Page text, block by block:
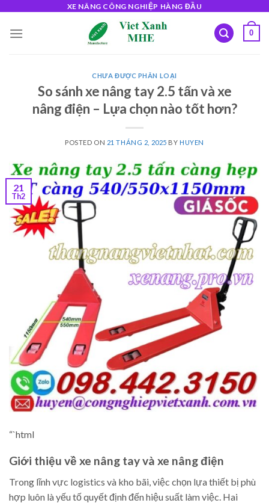
content
XE NÂNG CÔNG NGHIỆP HÀNG ĐẦU
0
CHƯA ĐƯỢC PHÂN LOẠI
So sánh xe nâng tay 2.5 tấn và xe
nâng điện – Lựa chọn nào tốt hơn?
POSTED ON 21 THÁNG 2, 2025 BY HUYEN
21
Th2
“`html
Giới thiệu về xe nâng tay và xe nâng điện
Trong lĩnh vực logistics và kho bãi, việc chọn lựa thiết bị phù
hợp luôn là yếu tố quyết định đến hiệu suất làm việc. Hai